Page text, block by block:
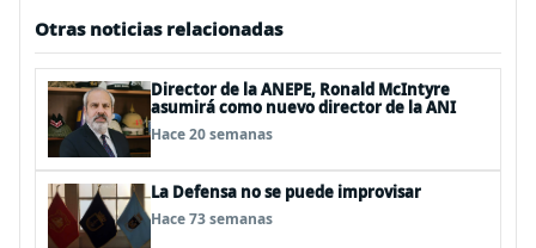
Otras noticias relacionadas
Director de la ANEPE, Ronald McIntyre
asumirá como nuevo director de la ANI
Hace 20 semanas
La Defensa no se puede improvisar
Hace 73 semanas